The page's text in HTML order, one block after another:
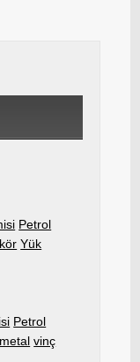
Petrol
Yük
Petrol
vinç